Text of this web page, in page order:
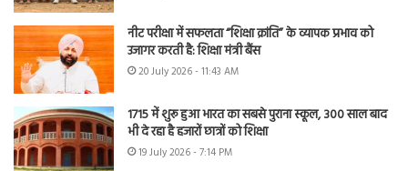
नीट परीक्षा में सफलता “शिक्षा क्रांति” के व्यापक प्रभाव को
उजागर करती है: शिक्षा मंत्री बैंस
20 July 2026 - 11:43 AM
1715 में शुरू हुआ भारत का सबसे पुराना स्कूल, 300 साल बाद
भी दे रहा है हजारों छात्रों को शिक्षा
19 July 2026 - 7:14 PM